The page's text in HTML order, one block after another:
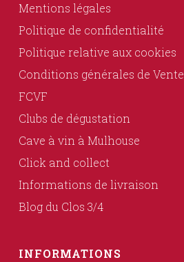
Mentions légales
Politique de confidentialité
Politique relative aux cookies
Conditions générales de Vente
FCVF
Clubs de dégustation
Cave à vin à Mulhouse
Click and collect
Informations de livraison
Blog du Clos 3/4
INFORMATIONS